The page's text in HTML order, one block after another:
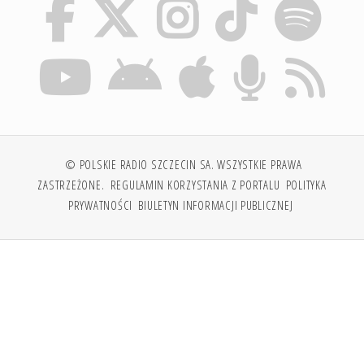
© POLSKIE RADIO SZCZECIN SA. WSZYSTKIE PRAWA
ZASTRZEŻONE. REGULAMIN KORZYSTANIA Z PORTALU POLITYKA
PRYWATNOŚCI BIULETYN INFORMACJI PUBLICZNEJ